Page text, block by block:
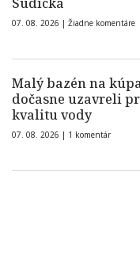
07. 08. 2026 | Žiadne komentáre
Malý bazén na
dočasne uzavreli
kvalitu vody
07. 08. 2026 | 1 komentár